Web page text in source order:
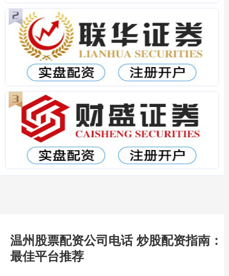
温州股票配资公司电话 炒股配资指南：
最佳平台推荐